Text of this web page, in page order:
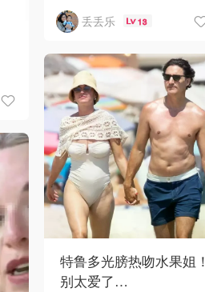
丢丢乐 13
特鲁多光膀热吻水果姐！
别太爱了…